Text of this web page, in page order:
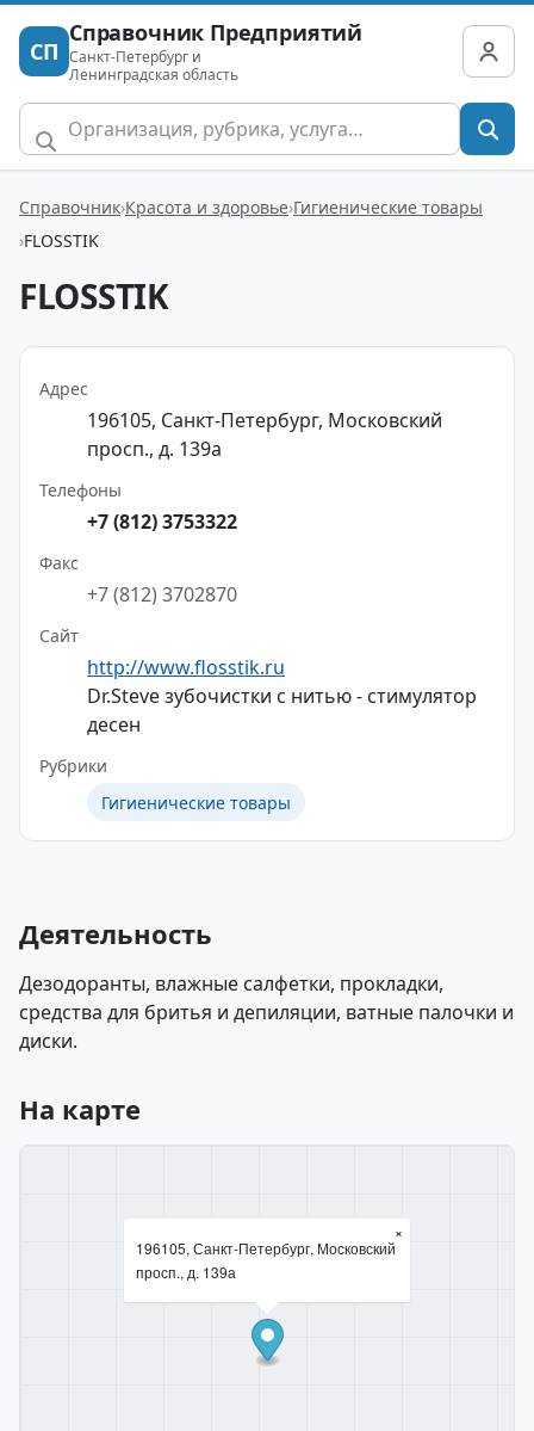
СП
Справочник Предприятий
Санкт-Петербург и
Ленинградская область
Справочник Красота и здоровье Гигиенические товары
FLOSSTIK
FLOSSTIK
Адрес
196105, Санкт-Петербург, Московский
просп., д. 139а
Телефоны
+7 (812) 3753322
Факс
+7 (812) 3702870
Сайт
http://www.flosstik.ru
Dr.Steve зубочистки с нитью - стимулятор
десен
Рубрики
Гигиенические товары
Деятельность
Дезодоранты, влажные салфетки, прокладки,
средства для бритья и депиляции, ватные палочки и
диски.
На карте
196105, Санкт-Петербург, Московский
просп., д. 139а
×